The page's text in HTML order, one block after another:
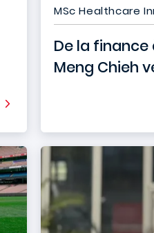
MSc Healthcare
De la finance
Meng Chieh